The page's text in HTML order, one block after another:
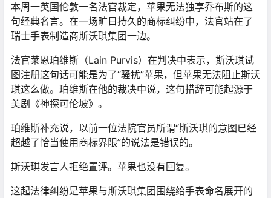
本周一英国伦敦一名法官裁定，苹果无法独享乔布斯的这
句经典名言。在一场旷日持久的商标纠纷中，法官站在了
瑞士手表制造商斯沃琪集团一边。
法官莱恩珀维斯（Lain Purvis）在判决中表示，斯沃琪试
图注册这句话可能是为了“骚扰”苹果，但苹果无法阻止斯沃
琪这么做。珀维斯在他的裁决中说，这句措辞可能起源于
美剧《神探可伦坡》。
珀维斯补充说，以前一位法院官员所谓“斯沃琪的意图已经
超越了恰当使用商标界限”的说法是错误的。
斯沃琪发言人拒绝置评。苹果也没有回复。
这起法律纠纷是苹果与斯沃琪集团围绕给手表命名展开的